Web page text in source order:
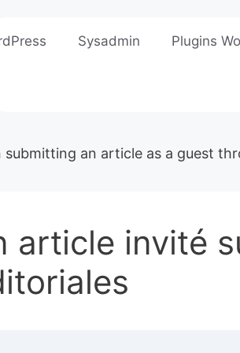
Sysadmin Plugins
article invité